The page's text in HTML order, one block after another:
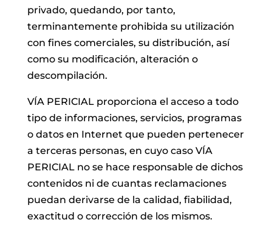
privado, quedando, por tanto,
terminantemente prohibida su utilización
con fines comerciales, su distribución, así
como su modificación, alteración o
descompilación.
VÍA PERICIAL proporciona el acceso a todo
tipo de informaciones, servicios, programas
o datos en Internet que pueden pertenecer
a terceras personas, en cuyo caso VÍA
PERICIAL no se hace responsable de dichos
contenidos ni de cuantas reclamaciones
puedan derivarse de la calidad, fiabilidad,
exactitud o corrección de los mismos.